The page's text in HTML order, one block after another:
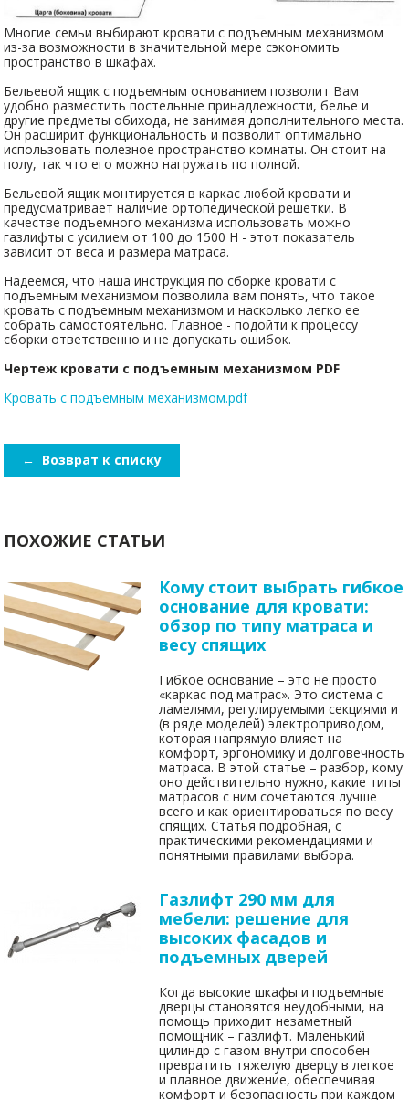
Многие семьи выбирают кровати с подъемным механизмом
из-за возможности в значительной мере сэкономить
пространство в шкафах.
Бельевой ящик с подъемным основанием позволит Вам
удобно разместить постельные принадлежности, белье и
другие предметы обихода, не занимая дополнительного места.
Он расширит функциональность и позволит оптимально
использовать полезное пространство комнаты. Он стоит на
полу, так что его можно нагружать по полной.
Бельевой ящик монтируется в каркас любой кровати и
предусматривает наличие ортопедической решетки. В
качестве подъемного механизма использовать можно
газлифты с усилием от 100 до 1500 Н - этот показатель
зависит от веса и размера матраса.
Надеемся, что наша инструкция по сборке кровати с
подъемным механизмом позволила вам понять, что такое
кровать с подъемным механизмом и насколько легко ее
собрать самостоятельно. Главное - подойти к процессу
сборки ответственно и не допускать ошибок.
Чертеж кровати с подъемным механизмом PDF
Кровать с подъемным механизмом.pdf
← Возврат к списку
ПОХОЖИЕ СТАТЬИ
Кому стоит выбрать гибкое
основание для кровати:
обзор по типу матраса и
весу спящих
Гибкое основание – это не просто
«каркас под матрас». Это система с
ламелями, регулируемыми секциями и
(в ряде моделей) электроприводом,
которая напрямую влияет на
комфорт, эргономику и долговечность
матраса. В этой статье – разбор, кому
оно действительно нужно, какие типы
матрасов с ним сочетаются лучше
всего и как ориентироваться по весу
спящих. Статья подробная, с
практическими рекомендациями и
понятными правилами выбора.
Газлифт 290 мм для
мебели: решение для
высоких фасадов и
подъемных дверей
Когда высокие шкафы и подъемные
дверцы становятся неудобными, на
помощь приходит незаметный
помощник – газлифт. Маленький
цилиндр с газом внутри способен
превратить тяжелую дверцу в легкое
и плавное движение, обеспечивая
комфорт и безопасность при каждом